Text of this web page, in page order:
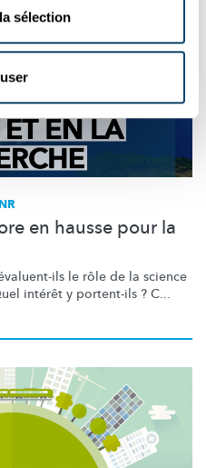
sélection
en hausse pour la
ils le rôle de la science
intérêt y portent-ils ? C...